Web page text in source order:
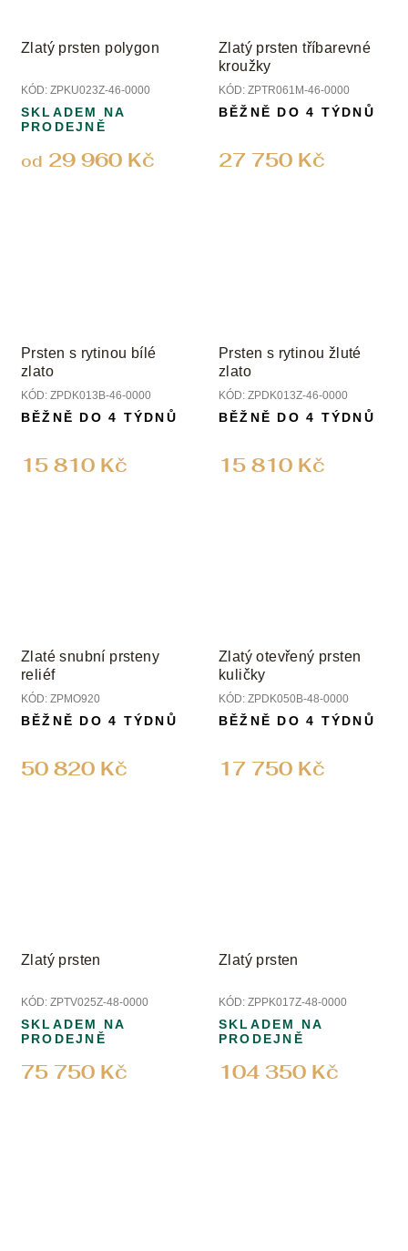
Zlatý prsten polygon
KÓD: ZPKU023Z-46-0000
od 29 960 Kč
SKLADEM NA
PRODEJNĚ
Zlatý prsten tříbarevné
kroužky
KÓD: ZPTR061M-46-0000
27 750 Kč
BĚŽNĚ DO 4 TÝDNŮ
Prsten s rytinou bílé
zlato
KÓD: ZPDK013B-46-0000
15 810 Kč
BĚŽNĚ DO 4 TÝDNŮ
Prsten s rytinou žluté
zlato
KÓD: ZPDK013Z-46-0000
15 810 Kč
BĚŽNĚ DO 4 TÝDNŮ
Zlaté snubní prsteny
reliéf
KÓD: ZPMO920
50 820 Kč
BĚŽNĚ DO 4 TÝDNŮ
Zlatý otevřený prsten
kuličky
KÓD: ZPDK050B-48-0000
17 750 Kč
BĚŽNĚ DO 4 TÝDNŮ
Zlatý prsten
KÓD: ZPTV025Z-48-0000
75 750 Kč
SKLADEM NA
PRODEJNĚ
Zlatý prsten
KÓD: ZPPK017Z-48-0000
104 350 Kč
SKLADEM NA
PRODEJNĚ